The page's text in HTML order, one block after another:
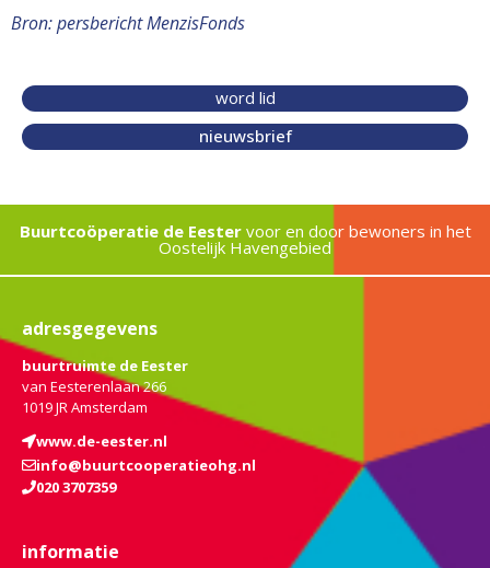
Bron: persbericht MenzisFonds
word lid
nieuwsbrief
Buurtcoöperatie de Eestervoor en door bewoners in het
Oostelijk Havengebied
adresgegevens
buurtruimte de Eester
van Eesterenlaan 266
1019 JR Amsterdam
www.de-eester.nl
info@buurtcooperatieohg.nl
020 3707359
informatie